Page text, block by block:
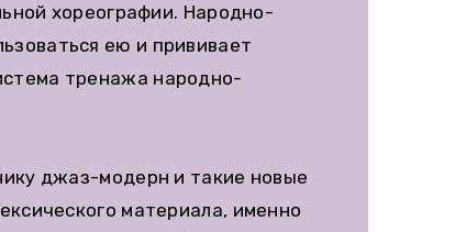
хореографии. Народно-
ею и прививает
тренажа народно-
джаз-модерн и такие новые
материала, именно